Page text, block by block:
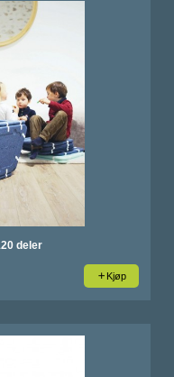
deler
Kjøp